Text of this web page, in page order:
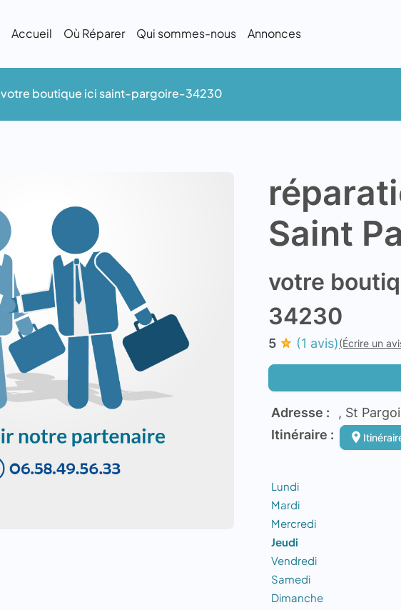
Accueil Où Réparer Qui sommes-nous Annonces
votre boutique ici saint-pargoire-34230
Saint
votre
34230
5 (1 avis)(Écrire un
Adresse :
, St
Itinéraire :
Lundi
Mardi
Mercredi
Jeudi
Vendredi
Samedi
Dimanche